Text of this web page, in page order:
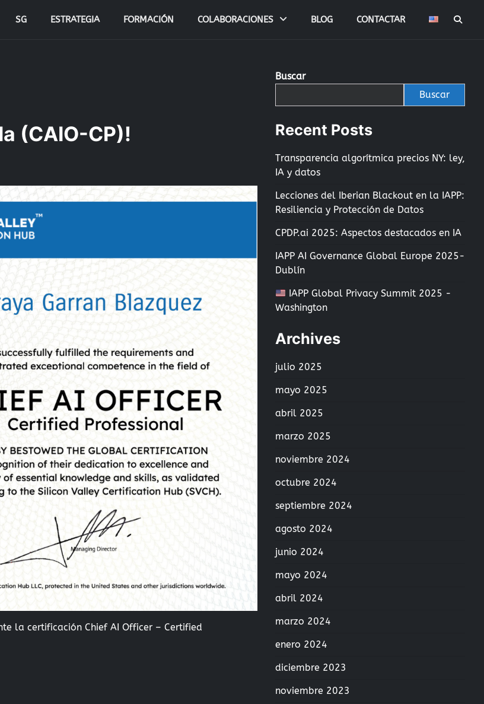
SG ESTRATEGIA FORMACIÓN COLABORACIONES BLOG CONTACTAR
(CAIO-CP)!
la certificación Chief AI Officer – Certified
Buscar
Buscar
Recent Posts
Transparencia algorítmica precios NY: ley,
IA y datos
Lecciones del Iberian Blackout en la IAPP:
Resiliencia y Protección de Datos
CPDP.ai 2025: Aspectos destacados en IA
IAPP AI Governance Global Europe 2025-
Dublín
IAPP Global Privacy Summit 2025 -
Washington
Archives
julio 2025
mayo 2025
abril 2025
marzo 2025
noviembre 2024
octubre 2024
septiembre 2024
agosto 2024
junio 2024
mayo 2024
abril 2024
marzo 2024
enero 2024
diciembre 2023
noviembre 2023